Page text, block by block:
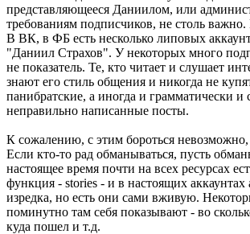
представляющееся Даниилом, или
требованиям подписчиков, не столь важно.
В ВК, в ФБ есть несколько липовых
"Даниил Страхов". У некоторых много
не показатель. Те, кто читает и слушает
знают его стиль общения и никогда не
панибратские, а иногда и грамматически и
неправильно написанные посты.
К сожалению, с этим бороться
Если кто-то рад обманываться, пусть
настоящее время почти на всех ресурсах
функция - stories - и в настоящих аккаунтах
изредка, но есть они сами вживую.
поминутно там себя показывают - во
куда пошел и т.д.